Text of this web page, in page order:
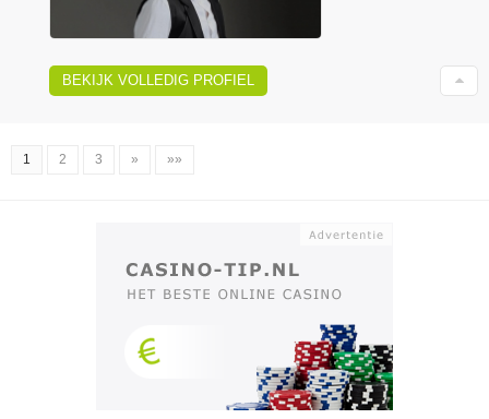
BEKIJK VOLLEDIG PROFIEL
1 2 3 » »»